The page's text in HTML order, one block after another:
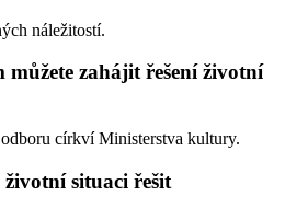
náležitostí.
můžete zahájit řešení životní
církví Ministerstva kultury.
situaci řešit